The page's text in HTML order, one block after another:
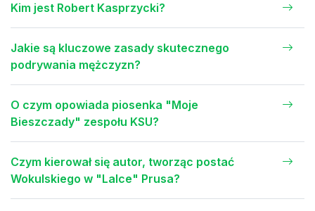
Kim jest Robert Kasprzycki?
Jakie są kluczowe zasady skutecznego
podrywania mężczyzn?
O czym opowiada piosenka "Moje
Bieszczady" zespołu KSU?
Czym kierował się autor, tworząc postać
Wokulskiego w "Lalce" Prusa?